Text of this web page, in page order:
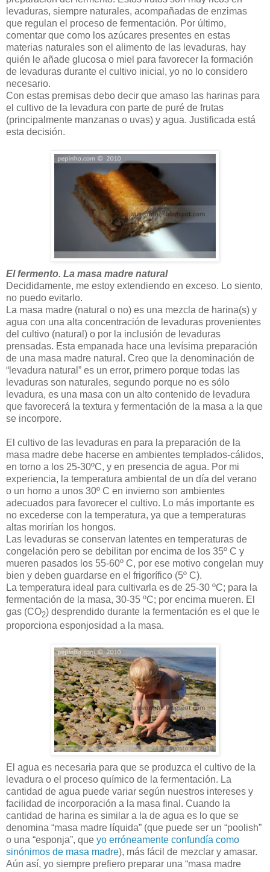
levaduras, siempre naturales, acompañadas de enzimas
que regulan el proceso de fermentación. Por último,
comentar que como los azúcares presentes en estas
materias naturales son el alimento de las levaduras, hay
quién le añade glucosa o miel para favorecer la formación
de levaduras durante el cultivo inicial, yo no lo considero
necesario.
Con estas premisas debo decir que amaso las harinas para
el cultivo de la levadura con parte de puré de frutas
(principalmente manzanas o uvas) y agua. Justificada está
esta decisión.
El fermento. La masa madre natural
Decididamente, me estoy extendiendo en exceso. Lo siento,
no puedo evitarlo.
La masa madre (natural o no) es una mezcla de harina(s) y
agua con una alta concentración de levaduras provenientes
del cultivo (natural) o por la inclusión de levaduras
prensadas. Esta empanada hace una levísima preparación
de una masa madre natural. Creo que la denominación de
“levadura natural” es un error, primero porque todas las
levaduras son naturales, segundo porque no es sólo
levadura, es una masa con un alto contenido de levadura
que favorecerá la textura y fermentación de la masa a la que
se incorpore.
El cultivo de las levaduras en para la preparación de la
masa madre debe hacerse en ambientes templados-cálidos,
en torno a los 25-30ºC, y en presencia de agua. Por mi
experiencia, la temperatura ambiental de un día del verano
o un horno a unos 30º C en invierno son ambientes
adecuados para favorecer el cultivo. Lo más importante es
no excederse con la temperatura, ya que a temperaturas
altas morirían los hongos.
Las levaduras se conservan latentes en temperaturas de
congelación pero se debilitan por encima de los 35º C y
mueren pasados los 55-60º C, por ese motivo congelan muy
bien y deben guardarse en el frigorífico (5º C).
La temperatura ideal para cultivarla es de 25-30 ºC; para la
fermentación de la masa, 30-35 ºC; por encima mueren. El
gas (CO2) desprendido durante la fermentación es el que le
proporciona esponjosidad a la masa.
El agua es necesaria para que se produzca el cultivo de la
levadura o el proceso químico de la fermentación. La
cantidad de agua puede variar según nuestros intereses y
facilidad de incorporación a la masa final. Cuando la
cantidad de harina es similar a la de agua es lo que se
denomina “masa madre líquida” (que puede ser un “poolish”
o una “esponja”, que yo erróneamente confundía como
sinónimos de masa madre), más fácil de mezclar y amasar.
Aún así, yo siempre prefiero preparar una “masa madre